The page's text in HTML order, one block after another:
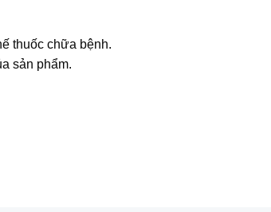
thuốc chữa bệnh.
sản phẩm.